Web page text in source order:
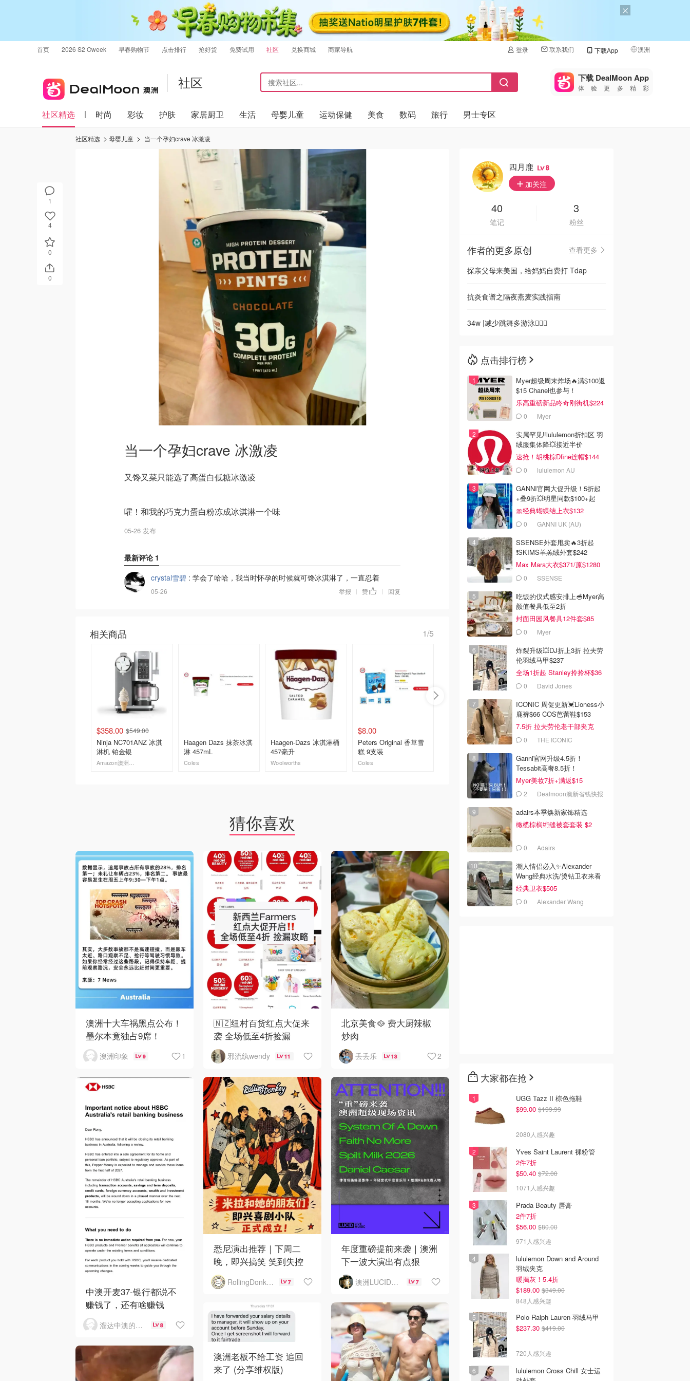
首页 2026 S2 Oweek 早春购物节 点击排行 抢好货 免费试用 社区 兑换商城 商家导航 登录 联系我们 下载App 澳洲
🇺🇸
🇨🇳 中国
🇦🇺
🇳🇿新西兰
社区 下载 DealMoon App
体验更多精彩
社区精选 时尚 彩妆 护肤 家居厨卫 生活 母婴儿童 运动保健 美食 数码 旅行 男士专区
1
4
0
0
社区精选 母婴儿童 当一个孕妇crave 冰激凌
当一个孕妇crave 冰激凌
又馋又菜只能选了高蛋白低糖冰激凌
嚯！和我的巧克力蛋白粉冻成冰淇淋一个味
05-26 发布
最新评论 1
crystal雪碧 : 学会了哈哈，我当时怀孕的时候就可馋冰淇淋了，一直忍着
05-26 举报 | 赞 | 回复
相关商品 1/5
$358.00 $549.00
Ninja NC701ANZ 冰淇
淋机 铂金银
Haagen Dazs 抹茶冰淇
淋 457mL
Coles
Haagen-Dazs 冰淇淋桶
457毫升
Woolworths
$8.00
Peters Original 香草雪
糕 9支装
Coles
Ninja NC501ANZ 冰淇
淋机 云银色
Amazon澳洲亚马逊
去购买
$349.00
Ninja Creami 冰淇淋机
The Good Guys
去购买
猜你喜欢
澳洲十大车祸黑点公布！
墨尔本竟独占9席！
澳洲印象 9 1
🇳🇿纽村百货红点大促来
袭 全场低至4折捡漏
邪流纨wendy 11
北京美食🥘 费大厨辣椒
炒肉
丢丢乐 13 2
中澳开麦37-银行都说不
赚钱了，还有啥赚钱
溜达中澳的王公子 8
悉尼演出推荐｜下周二
晚，即兴搞笑 笑到失控
RollingDonkey 7
年度重磅提前来袭｜澳洲
下一波大演出有点狠
澳洲LUCID音乐演出 7
澳洲老板不给工资 追回
来了 (分享维权版)
四月鹿 8
加关注
40
笔记
3
粉丝
作者的更多原创
查看更多
探亲父母来美国，给妈妈自费打 Tdap
抗炎食谱之隔夜燕麦实践指南
34w |减少跳舞多游泳🏊🏻‍♀️
点击排行榜
Myer超级周末炸场🔥满$100返
$15 Chanel也参与！
乐高重磅新品咚奇刚街机$224
0 Myer
实属罕见‼️lululemon折扣区 羽
绒服集体降💥接近半价
速抢！胡桃棕Dfine连帽$144
0 lululemon AU
GANNI官网大促升级！5折起
+叠9折💥明星同款$100+起
🎀经典蝴蝶结上衣$132
0 GANNI UK (AU)
SSENSE外套甩卖🔥3折起
❗SKIMS羊羔绒外套$242
Max Mara大衣$371/原$1280
0 SSENSE
吃饭的仪式感安排上🥣Myer高
颜值餐具低至2折
封面田园风餐具12件套$85
0 Myer
炸裂升级💥DJ折上3折 拉夫劳
伦羽绒马甲$237
全场1折起 Stanley拎拎杯$36
0 David Jones
ICONIC 周促更新💓Lioness小
鹿裤$66 COS芭蕾鞋$153
7.5折 拉夫劳伦老干部夹克
$4190 THE ICONIC
Ganni官网升级4.5折！
Tessabit高奢8.5折！
Stylevana韩妆4折
Myer美妆7折+满返$15
2 Dealmoon澳新省钱快报
adairs本季焕新家饰精选
橄榄棕榈绗缝被套套装 $2
0 Adairs
潮人情侣必入✨Alexander
Wang经典水洗/烫钻卫衣来看
经典卫衣$505
0 Alexander Wang
大家都在抢
UGG Tazz II 棕色拖鞋
$99.00 $199.99
2080人感兴趣
Yves Saint Laurent 裸粉管
2件7折
$50.40 $72.00
1071人感兴趣
Prada Beauty 唇膏
2件7折
$56.00 $80.00
971人感兴趣
lululemon Down and Around
羽绒夹克
暖揭灰！5.4折
$189.00 $349.00
848人感兴趣
Polo Ralph Lauren 羽绒马甲
$237.30 $419.00
720人感兴趣
lululemon Cross Chill 女士运